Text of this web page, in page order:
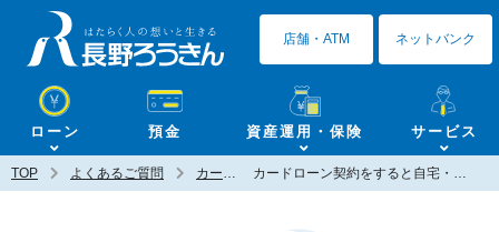
ローン 預金 資産運用・保険 サービス
店舗・ATM ネットバンク
TOP よくあるご質問 カードローン カードローン契約をすると自宅・登録先住所にカードの他に何か郵送されますか？